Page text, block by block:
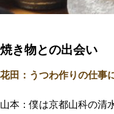
焼き物との出会い
花田：うつわ作りの仕事
山本：僕は京都山科の清